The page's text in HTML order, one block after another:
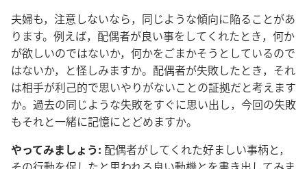
夫婦も，注意しないなら，同じような傾向に陥ることがあ
ります。例えば，配偶者が良い事をしてくれたとき，何か
が欲しいのではないか，何かをごまかそうとしているので
はないか，と怪しみますか。配偶者が失敗したとき，それ
は相手が利己的で思いやりがないことの証拠だと考えます
か。過去の同じような失敗をすぐに思い出し，今回の失敗
もそれと一緒に記憶にとどめますか。
やってみましょう: 配偶者がしてくれた好ましい事柄と，